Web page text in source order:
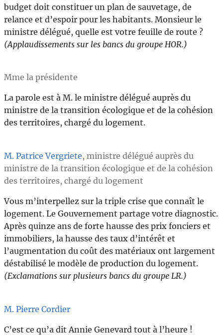
budget doit constituer un plan de sauvetage, de
relance et d’espoir pour les habitants. Monsieur le
ministre délégué, quelle est votre feuille de route ?
(Applaudissements sur les bancs du groupe HOR.)
Mme la présidente
La parole est à M. le ministre délégué auprès du
ministre de la transition écologique et de la cohésion
des territoires, chargé du logement.
M. Patrice Vergriete, ministre délégué auprès du
ministre de la transition écologique et de la cohésion
des territoires, chargé du logement
Vous m’interpellez sur la triple crise que connaît le
logement. Le Gouvernement partage votre diagnostic.
Après quinze ans de forte hausse des prix fonciers et
immobiliers, la hausse des taux d’intérêt et
l’augmentation du coût des matériaux ont largement
déstabilisé le modèle de production du logement.
(Exclamations sur plusieurs bancs du groupe LR.)
M. Pierre Cordier
C’est ce qu’a dit Annie Genevard tout à l’heure !